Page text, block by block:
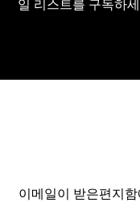
일 리스트를 구독하
이메일이 받은편지